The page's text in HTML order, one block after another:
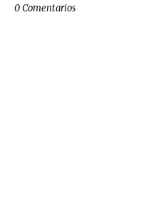
0 Comentarios